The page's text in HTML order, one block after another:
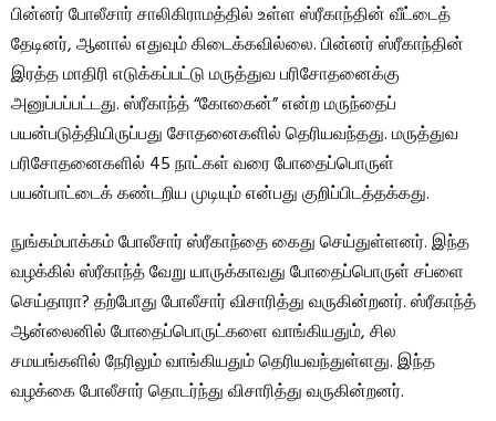
பின்னர் போலீசார் சாலிகிராமத்தில் உள்ள ஸ்ரீகாந்தின் வீட்டைத்
தேடினர், ஆனால் எதுவும் கிடைக்கவில்லை. பின்னர் ஸ்ரீகாந்தின்
இரத்த மாதிரி எடுக்கப்பட்டு மருத்துவ பரிசோதனைக்கு
அனுப்பப்பட்டது. ஸ்ரீகாந்த் “கோகைன்” என்ற மருந்தைப்
பயன்படுத்தியிருப்பது சோதனைகளில் தெரியவந்தது. மருத்துவ
பரிசோதனைகளில் 45 நாட்கள் வரை போதைப்பொருள்
பயன்பாட்டைக் கண்டறிய முடியும் என்பது குறிப்பிடத்தக்கது.
நுங்கம்பாக்கம் போலீசார் ஸ்ரீகாந்தை கைது செய்துள்ளனர். இந்த
வழக்கில் ஸ்ரீகாந்த் வேறு யாருக்காவது போதைப்பொருள் சப்ளை
செய்தாரா? தற்போது போலீசார் விசாரித்து வருகின்றனர். ஸ்ரீகாந்த்
ஆன்லைனில் போதைப்பொருட்களை வாங்கியதும், சில
சமயங்களில் நேரிலும் வாங்கியதும் தெரியவந்துள்ளது. இந்த
வழக்கை போலீசார் தொடர்ந்து விசாரித்து வருகின்றனர்.